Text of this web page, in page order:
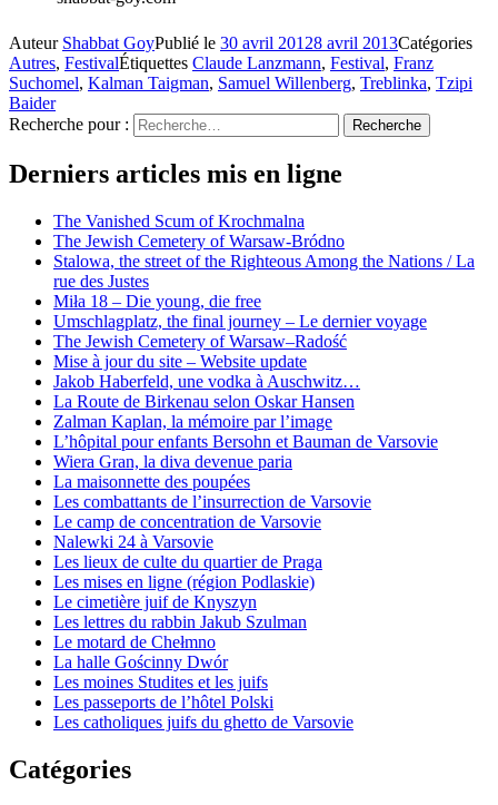
Auteur Shabbat GoyPublié le 30 avril 20128 avril 2013Catégories
Autres, FestivalÉtiquettes Claude Lanzmann, Festival, Franz
Suchomel, Kalman Taigman, Samuel Willenberg, Treblinka, Tzipi
Baider
Recherche pour :
Recherche
Derniers articles mis en ligne
The Vanished Scum of Krochmalna
The Jewish Cemetery of Warsaw-Bródno
Stalowa, the street of the Righteous Among the Nations / La
rue des Justes
Miła 18 – Die young, die free
Umschlagplatz, the final journey – Le dernier voyage
The Jewish Cemetery of Warsaw–Radość
Mise à jour du site – Website update
Jakob Haberfeld, une vodka à Auschwitz…
La Route de Birkenau selon Oskar Hansen
Zalman Kaplan, la mémoire par l’image
L’hôpital pour enfants Bersohn et Bauman de Varsovie
Wiera Gran, la diva devenue paria
La maisonnette des poupées
Les combattants de l’insurrection de Varsovie
Le camp de concentration de Varsovie
Nalewki 24 à Varsovie
Les lieux de culte du quartier de Praga
Les mises en ligne (région Podlaskie)
Le cimetière juif de Knyszyn
Les lettres du rabbin Jakub Szulman
Le motard de Chełmno
La halle Gościnny Dwór
Les moines Studites et les juifs
Les passeports de l’hôtel Polski
Les catholiques juifs du ghetto de Varsovie
Catégories